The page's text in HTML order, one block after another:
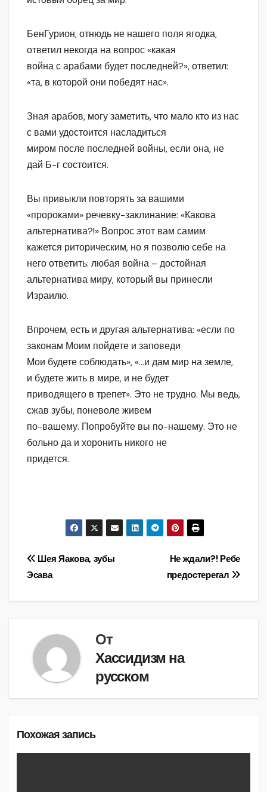
БенГурион, отнюдь не нашего поля ягодка,
ответил некогда на вопрос «какая
война с арабами будет последней?», ответил:
«та, в которой они победят нас».
Зная арабов, могу заметить, что мало кто из нас
с вами удостоится насладиться
миром после последней войны, если она, не
дай Б-г состоится.
Вы привыкли повторять за вашими
«пророками» речевку-заклинание: «Какова
альтернатива?!» Вопрос этот вам самим
кажется риторическим, но я позволю себе на
него ответить: любая война – достойная
альтернатива миру, который вы принесли
Израилю.
Впрочем, есть и другая альтернатива: «если по
законам Моим пойдете и заповеди
Мои будете соблюдать», «…и дам мир на земле,
и будете жить в мире, и не будет
приводящего в трепет». Это не трудно. Мы ведь,
сжав зубы, поневоле живем
по-вашему. Попробуйте вы по-нашему. Это не
больно да и хоронить никого не
придется.
Навигация
Не ждали?! Ребе
предостерегал
Шея Яакова, зубы
Эсава
От
Хассидизм на
русском
Похожая запись